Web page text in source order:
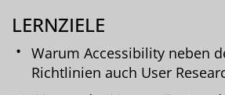
LERNZIELE
Warum Accessibility neben
Richtlinien auch User